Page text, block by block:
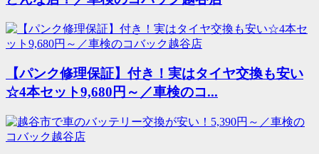
【パンク修理保証】付き！実はタイヤ交換も安い
☆4本セット9,680円～／車検のコ...